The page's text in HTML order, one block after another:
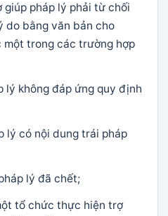
pháp lý phải từ chối
do bằng văn bản cho
một trong các trường hợp
lý không đáp ứng quy định
lý có nội dung trái pháp
lý đã chết;
tổ chức thực hiện trợ